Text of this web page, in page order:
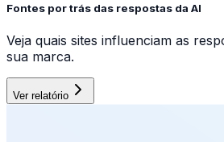
Fontes por trás das respostas da AI
Veja quais sites influenciam as
sua marca.
Ver relatório